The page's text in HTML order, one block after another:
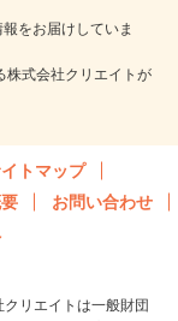
をお届けしていま
株式会社クリエイトが
トマップ
お問い合わせ
リエイトは一般財団